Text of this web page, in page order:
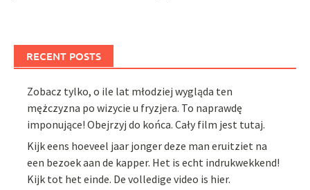
RECENT POSTS
Zobacz tylko, o ile lat młodziej wygląda ten
mężczyzna po wizycie u fryzjera. To naprawdę
imponujące! Obejrzyj do końca. Cały film jest tutaj.
Kijk eens hoeveel jaar jonger deze man eruitziet na
een bezoek aan de kapper. Het is echt indrukwekkend!
Kijk tot het einde. De volledige video is hier.